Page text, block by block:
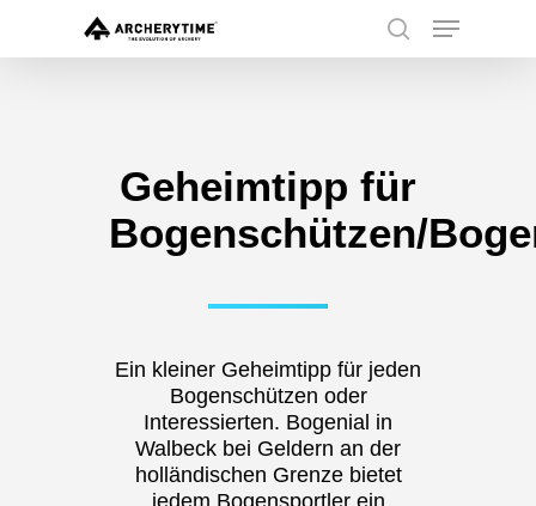
main
search
Menu
Geheimtipp für
Bogenschützen/
Ein kleiner Geheimtipp für jeden
Bogenschützen oder
Interessierten. Bogenial in
Walbeck bei Geldern an der
holländischen Grenze bietet
jedem Bogensportler ein